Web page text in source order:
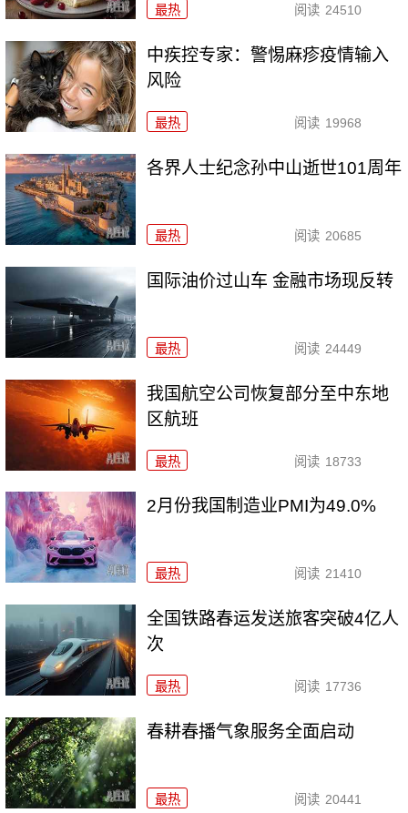
最热 阅读 24510
中疾控专家：警惕麻疹疫情输入
风险
最热 阅读 19968
各界人士纪念孙中山逝世101周年
最热 阅读 20685
国际油价过山车 金融市场现反转
最热 阅读 24449
我国航空公司恢复部分至中东地
区航班
最热 阅读 18733
2月份我国制造业PMI为49.0%
最热 阅读 21410
全国铁路春运发送旅客突破4亿人
次
最热 阅读 17736
春耕春播气象服务全面启动
最热 阅读 20441